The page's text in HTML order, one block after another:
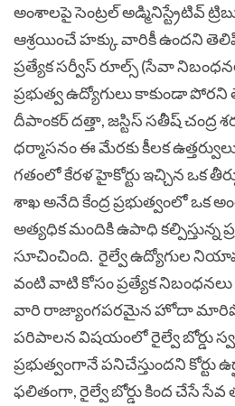
అంశాలపై సెంట్రల్ అడ్మినిస్ట్రేటివ్
ఆశ్రయించే హక్కు వారికీ ఉందని
ప్రత్యేక సర్వీస్ రూల్స్ (సేవా
ప్రభుత్వ ఉద్యోగులు కాకుండా పోరని
దీపాంకర్ దత్తా, జస్టిస్ సతీష్ చంద్ర
ధర్మాసనం ఈ మేరకు కీలక
గతంలో కేరళ హైకోర్టు ఇచ్చిన ఒక
శాఖ అనేది కేంద్ర ప్రభుత్వంలో ఒక
అత్యధిక మందికి ఉపాధి కల్పిస్తున్న
సూచించింది. రైల్వే ఉద్యోగుల
వంటి వాటి కోసం ప్రత్యేక నిబంధనలు
వారి రాజ్యాంగపరమైన హోదా
పరిపాలన విషయంలో రైల్వే బోర్డు
ప్రభుత్వంగానే పనిచేస్తుందని కోర్టు
ఫలితంగా, రైల్వే బోర్డు కింద చేసే సేవ